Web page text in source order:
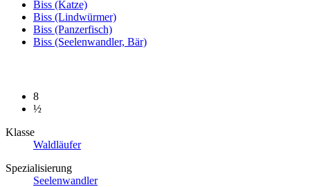
Biss (Katze)
Biss (Lindwürmer)
Biss (Panzerfisch)
Biss (Seelenwandler, Bär)
8
½
Klasse
Waldläufer
Spezialisierung
Seelenwandler